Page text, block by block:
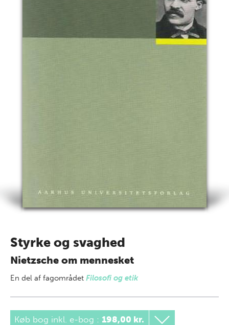
Styrke og svaghed
Nietzsche om mennesket
En del af fagområdet Filosofi og etik
Køb bog inkl. e-bog : 198,00 kr.